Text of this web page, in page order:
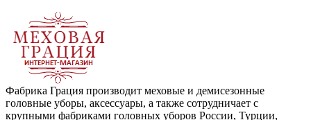
Фабрика Грация производит меховые и демисезонные
головные уборы, аксессуары, а также сотрудничает с
крупными фабриками головных уборов России, Турции,